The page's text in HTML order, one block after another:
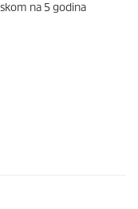
na 5 godina